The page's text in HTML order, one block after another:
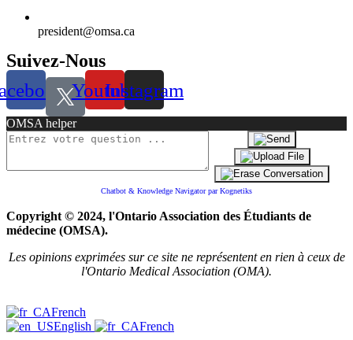
president@omsa.ca
Suivez-Nous
YoutubeInstagram
OMSA helper
Chatbot & Knowledge Navigator par Kognetiks
Copyright © 2024, l'Ontario Association des Étudiants de
médecine (OMSA).
Les opinions exprimées sur ce site ne représentent en rien à ceux de
l'Ontario Medical Association (OMA).
French
English
French